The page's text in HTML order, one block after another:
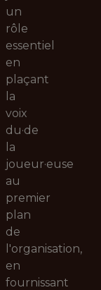
un
rôle
essentiel
en
plaçant
la
voix
du·de
la
joueur·euse
au
premier
plan
de
l'organisation,
en
fournissant